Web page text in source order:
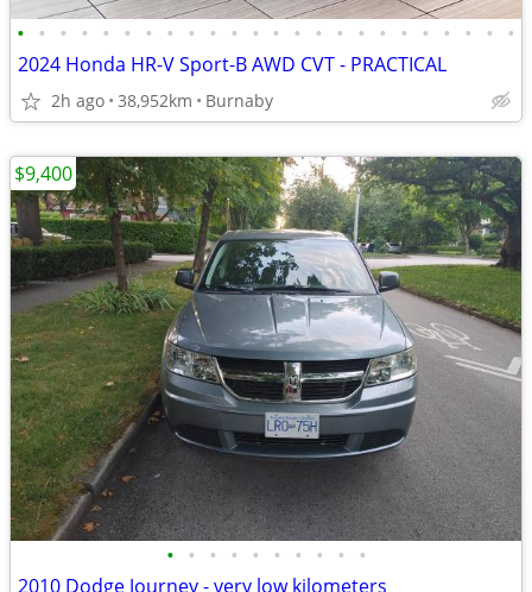
• • • • • • • • • • • • • • • • • • • • • • • •
2024 Honda HR-V Sport-B AWD CVT - PRACTICAL
2h ago 38,952km Burnaby
• • • • • • • • • •
2010 Dodge Journey - very low kilometers
$9,400